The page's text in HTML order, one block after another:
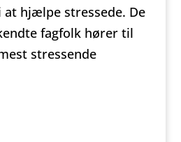
at hjælpe stressede. De
fagfolk hører til
stressende